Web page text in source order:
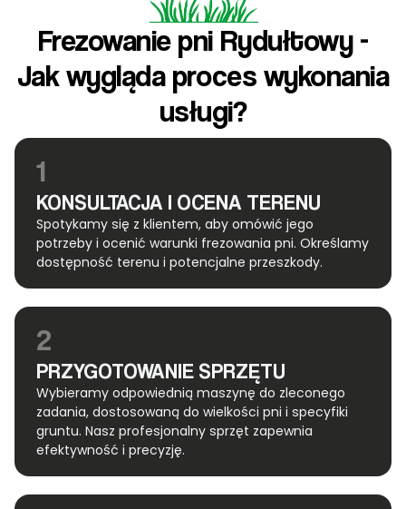
Frezowanie pni Rydułtowy -
Jak wygląda proces wykonania
usługi?
1
KONSULTACJA I OCENA TERENU
Spotykamy się z klientem, aby omówić jego
potrzeby i ocenić warunki frezowania pni. Określamy
dostępność terenu i potencjalne przeszkody.
2
PRZYGOTOWANIE SPRZĘTU
Wybieramy odpowiednią maszynę do zleconego
zadania, dostosowaną do wielkości pni i specyfiki
gruntu. Nasz profesjonalny sprzęt zapewnia
efektywność i precyzję.